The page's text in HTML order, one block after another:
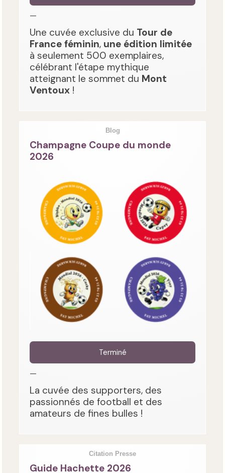
—
Une cuvée exclusive du Tour de
France féminin, une édition limitée
à seulement 500 exemplaires,
célébrant l'étape mythique
atteignant le sommet du Mont
Ventoux !
Blog
Champagne Coupe du monde
2026
Terminé
—
La cuvée des supporters, des
passionnés de football et des
amateurs de fines bulles !
Citation Presse
Guide Hachette 2026